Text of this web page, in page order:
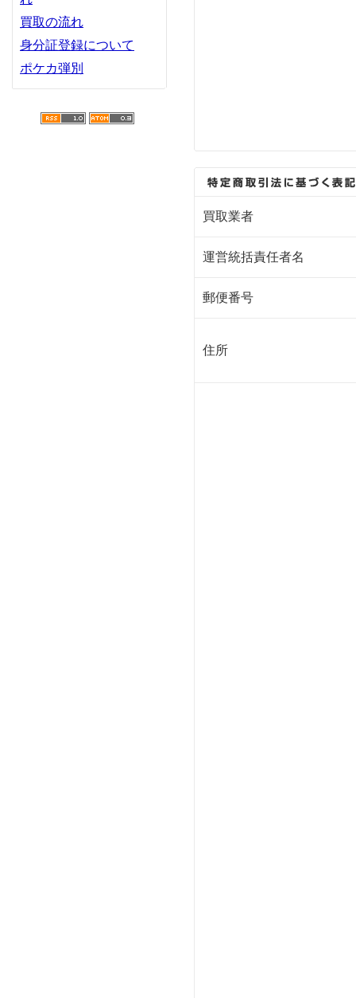
買取の流れ
身分証登録について
ポケカ弾別
買取業者
運営統括責任者名
郵便番号
住所